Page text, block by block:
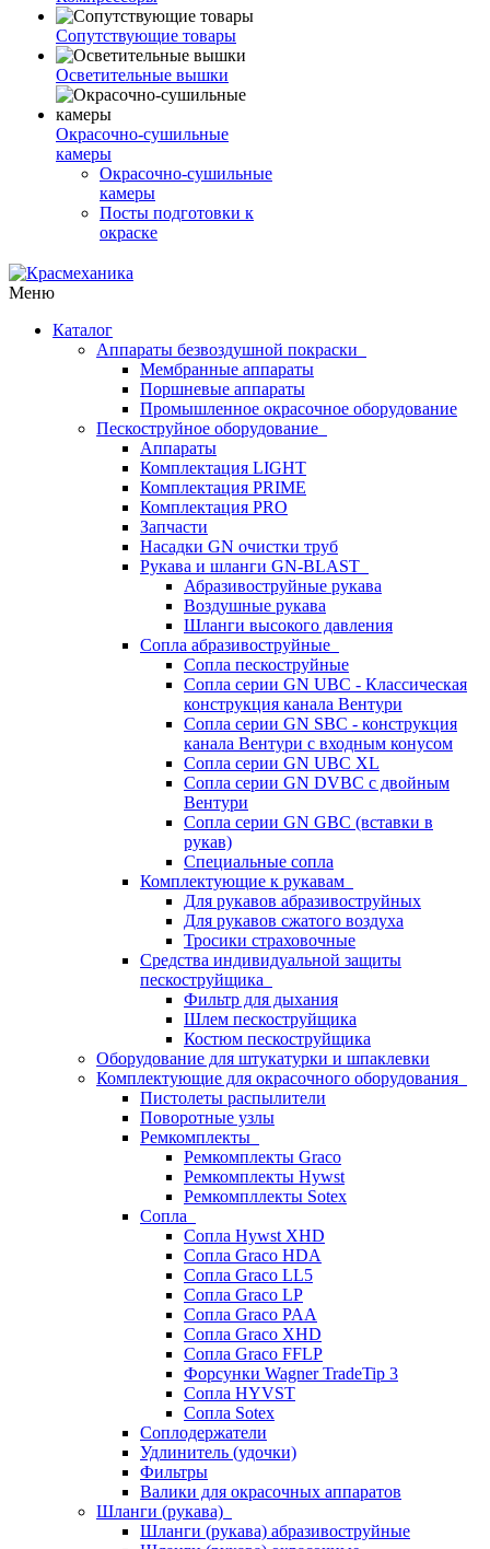
Сопутствующие товары
Осветительные вышки
Окрасочно-сушильные
камеры
Окрасочно-сушильные
камеры
Посты подготовки к
окраске
Меню
Каталог
Аппараты безвоздушной покраски
Мембранные аппараты
Поршневые аппараты
Промышленное окрасочное оборудование
Пескоструйное оборудование
Аппараты
Комплектация LIGHT
Комплектация PRIME
Комплектация PRO
Запчасти
Насадки GN очистки труб
Рукава и шланги GN-BLAST
Абразивоструйные рукава
Воздушные рукава
Шланги высокого давления
Сопла абразивоструйные
Сопла пескоструйные
Сопла серии GN UBC - Классическая
конструкция канала Вентури
Сопла серии GN SBC - конструкция
канала Вентури c входным конусом
Сопла серии GN UBC XL
Сопла серии GN DVBC с двойным
Вентури
Сопла серии GN GBC (вставки в
рукав)
Специальные сопла
Комплектующие к рукавам
Для рукавов абразивоструйных
Для рукавов сжатого воздуха
Тросики страховочные
Средства индивидуальной защиты
пескоструйщика
Фильтр для дыхания
Шлем пескоструйщика
Костюм пескоструйщика
Оборудование для штукатурки и шпаклевки
Комплектующие для окрасочного оборудования
Пистолеты распылители
Поворотные узлы
Ремкомплекты
Ремкомплекты Graco
Ремкомплекты Hywst
Ремкомпллекты Sotex
Сопла
Сопла Hywst XHD
Сопла Graco HDA
Сопла Graco LL5
Сопла Graco LP
Сопла Graco PAA
Сопла Graco XHD
Сопла Graco FFLP
Форсунки Wagner TradeTip 3
Сопла HYVST
Сопла Sotex
Соплодержатели
Удлинитель (удочки)
Фильтры
Валики для окрасочных аппаратов
Шланги (рукава)
Шланги (рукава) абразивоструйные